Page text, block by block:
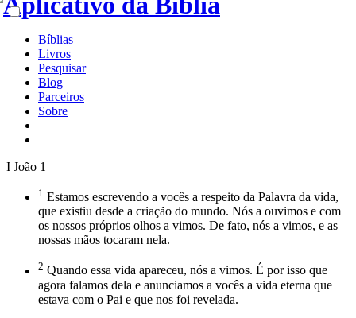
Bíblias
Livros
Pesquisar
Blog
Parceiros
Sobre
I João 1
1 Estamos escrevendo a vocês a respeito da Palavra da vida,
que existiu desde a criação do mundo. Nós a ouvimos e com
os nossos próprios olhos a vimos. De fato, nós a vimos, e as
nossas mãos tocaram nela.
2 Quando essa vida apareceu, nós a vimos. É por isso que
agora falamos dela e anunciamos a vocês a vida eterna que
estava com o Pai e que nos foi revelada.